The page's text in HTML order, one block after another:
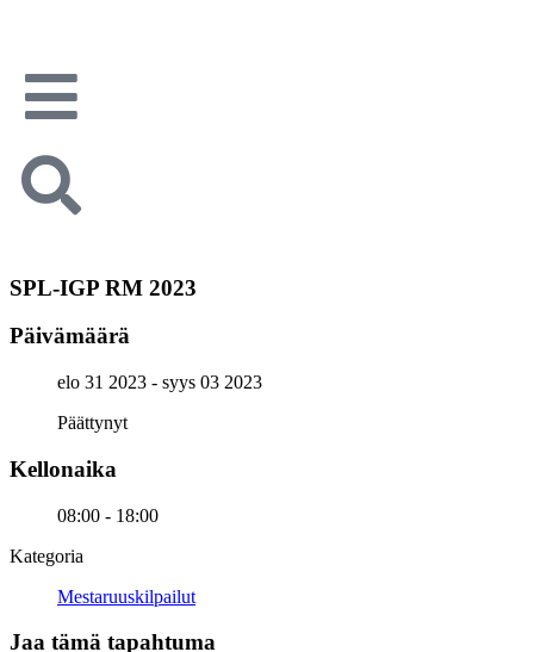
SPL-IGP RM 2023
Päivämäärä
elo 31 2023 - syys 03 2023
Päättynyt
Kellonaika
08:00 - 18:00
Kategoria
Mestaruuskilpailut
Jaa tämä tapahtuma